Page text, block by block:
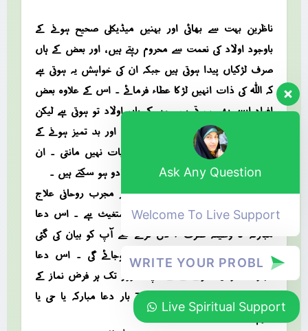
ناظرین بہت سے بھائی اور بہنیں میڈیکلی صحیح ہونے کے
باوجود اولاد کی نعمت سے محروم رہتے ہیں ، اور بعض کے ہاں
صرف لڑکیاں پیدا ہوتی ہیں جبکہ ان کی خواہش یہ ہوتی ہے
کہ اللہ کی ذات انہیں لڑکا عطاء فرمائے ۔ اس کے علاوہ بعض
افراد ایسے بھی ہوتے ہیں جن کے ہاں اولاد تو ہوتی ہے لیکن
وہ اپنے والدین کی حد سے ذیادہ گستاخ اور بد تمیز ہونے کے
ساتھ ساتھ اپنے والدین کی کوئی بھی بات نہیں مانتی ۔ ان
تمام پریشانیوں کی وجہ بندش اورکالاجادو ہو سکتے ہیں ۔
اور بندش اور کالا جادو کا صحیح اور مجرب روحانی علاج
دعا مبارکہ یا حی یا قیوم برحمتک استغیث ہے ۔ اس دعا
مبارکہ کا وظیفہ صرف 7 دن کرنے سے آپ کو بیان کی گئی
تمام پریشانیوں سے نجات حاصل ہوجائے گی ۔ اس دعا
مبارکہ کا وظیفہ کرنے کے لئے آپ 7 روز تک ہر فرض نماز کے
بعد ایک بار سورہ مزمل اور 70 بار دعا مبارکہ یا حی یا
قیوم برحمتک استغیث
Ask Any Question
Welcome To Live Support
Live Spiritual Support